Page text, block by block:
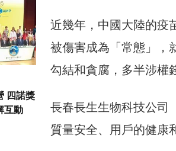
近幾年，中國大陸的疫
被傷害成為「常態」，
勾結和貪腐，多半涉權
長春長生生物科技公司
質量安全、用戶的健康
四諾獎
互動